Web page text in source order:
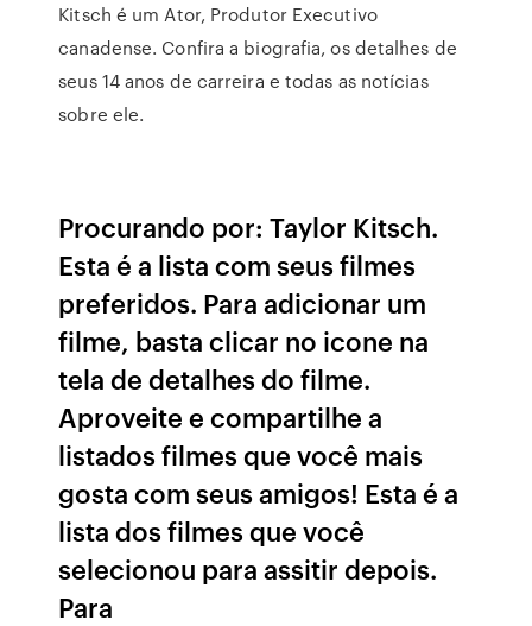
Kitsch é um Ator, Produtor Executivo
canadense. Confira a biografia, os detalhes de
seus 14 anos de carreira e todas as notícias
sobre ele.
Procurando por: Taylor Kitsch.
Esta é a lista com seus filmes
preferidos. Para adicionar um
filme, basta clicar no icone na
tela de detalhes do filme.
Aproveite e compartilhe a
listados filmes que você mais
gosta com seus amigos! Esta é a
lista dos filmes que você
selecionou para assitir depois.
Para